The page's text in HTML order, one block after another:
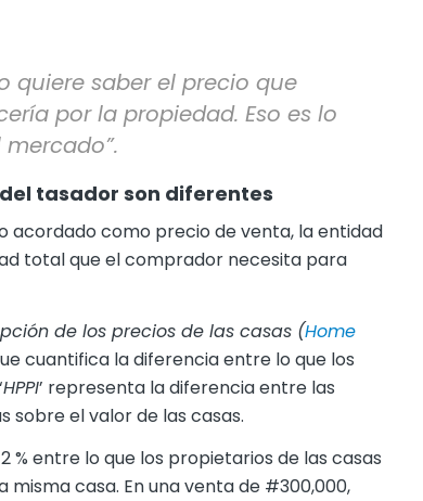
quiere saber el precio que
por la propiedad. Eso es lo
tasador son diferentes
acordado como precio de venta, la entidad
total que el comprador necesita para
de los precios de las casas (Home
cuantifica la diferencia entre lo que los
HPPI’ representa la diferencia entre las
sobre el valor de las casas.
entre lo que los propietarios de las casas
misma casa. En una venta de #300,000,